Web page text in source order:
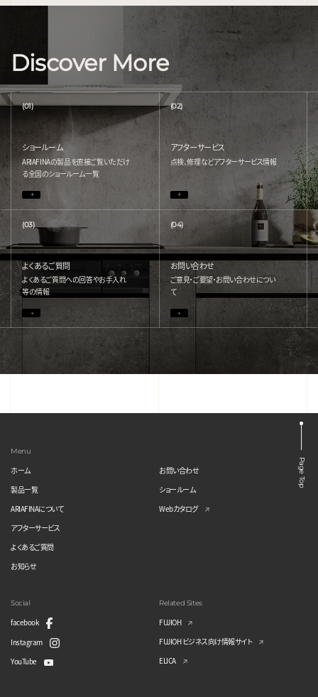
Discover More
(01)
ショールーム
ARIAFINAの製品を直接ご覧いただけ
る全国のショールーム一覧
(02)
アフターサービス
点検、修理などアフターサービス情報
(03)
よくあるご質問
よくあるご質問への回答やお手入れ
等の情報
(04)
お問い合わせ
ご意見・ご要望・お問い合わせについ
て
Page Top
Menu
ホーム
製品一覧
ARIAFINAについて
アフターサービス
よくあるご質問
お知らせ
お問い合わせ
ショールーム
Webカタログ
Social
facebook
Instagram
YouTube
Related Sites
FUJIOH
FUJIOH ビジネス向け情報サイト
ELICA